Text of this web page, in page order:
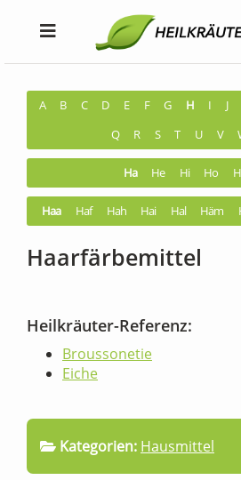
A B C D E F G H I J
Q
R S T U V
Ha He Hi Ho
Haa Haf Hah Hai Hal Häm
Haarfärbemittel
Heilkräuter-Referenz:
Broussonetie
Eiche
Kategorien: Hausmittel